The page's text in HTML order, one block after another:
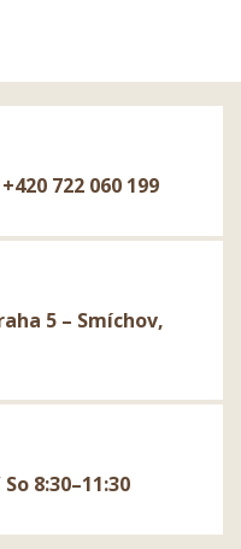
722 060 199
5 – Smíchov,
8:30–11:30